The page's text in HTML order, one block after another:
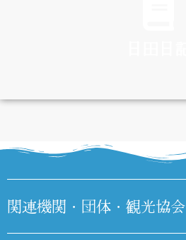
関連機関・団体・観光協会